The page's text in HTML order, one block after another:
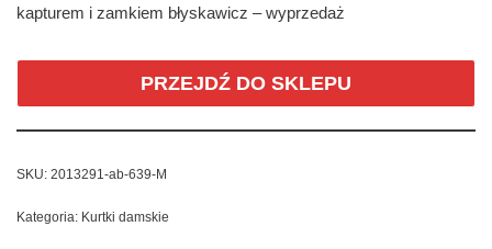
kapturem i zamkiem błyskawicz – wyprzedaż
PRZEJDŹ DO SKLEPU
SKU: 2013291-ab-639-M
Kategoria: Kurtki damskie